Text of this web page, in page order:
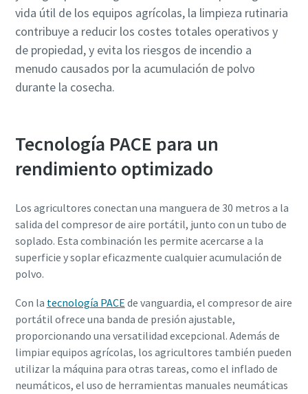
vida útil de los equipos agrícolas, la limpieza rutinaria
contribuye a reducir los costes totales operativos y
de propiedad, y evita los riesgos de incendio a
menudo causados por la acumulación de polvo
durante la cosecha.
Tecnología PACE para un
rendimiento optimizado
Los agricultores conectan una manguera de 30 metros a la
salida del compresor de aire portátil, junto con un tubo de
soplado. Esta combinación les permite acercarse a la
superficie y soplar eficazmente cualquier acumulación de
polvo.
Con la tecnología PACE de vanguardia, el compresor de aire
portátil ofrece una banda de presión ajustable,
proporcionando una versatilidad excepcional. Además de
limpiar equipos agrícolas, los agricultores también pueden
utilizar la máquina para otras tareas, como el inflado de
neumáticos, el uso de herramientas manuales neumáticas